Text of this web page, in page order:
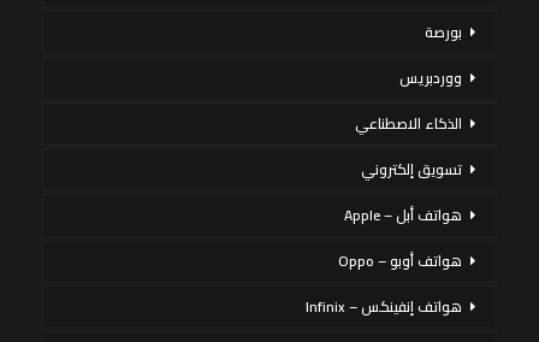
بورصة
ووردبريس
الذكاء الاصطناعي
تسويق إلكتروني
هواتف أبل – Apple
هواتف أوبو – Oppo
هواتف إنفينكس – Infinix